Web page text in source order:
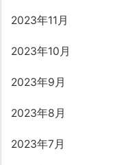
2023年11月
2023年10月
2023年9月
2023年8月
2023年7月